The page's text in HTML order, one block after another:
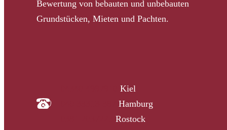
Bewertung von bebauten und unbebauten
Grundstücken, Mieten und Pachten.
Kiel
Hamburg
Rostock